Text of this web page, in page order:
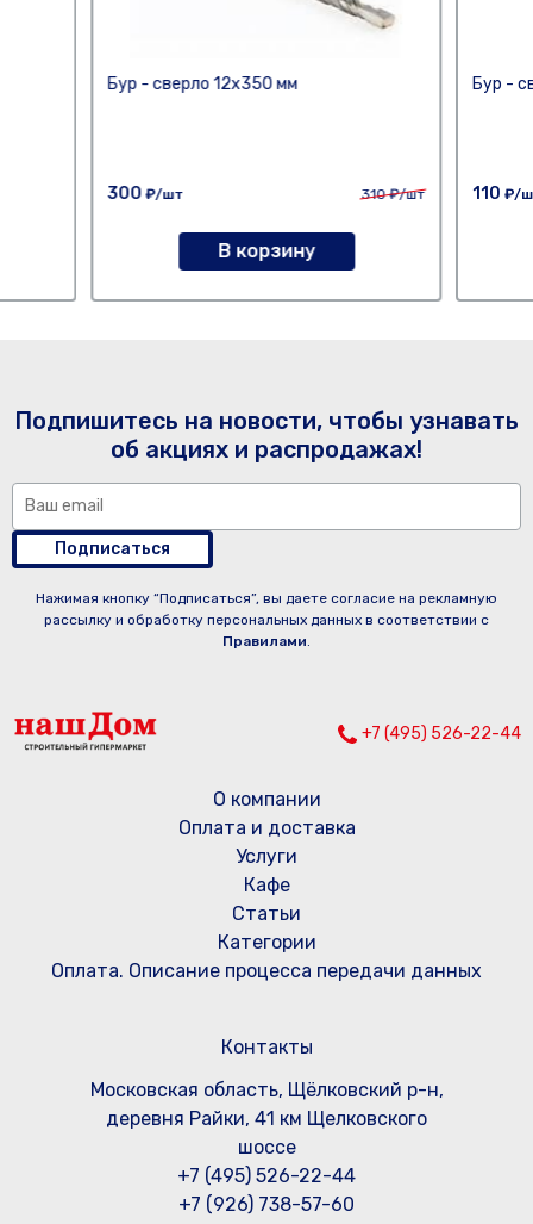
Бур - сверло 12х350 мм
300 ₽/шт 310₽/шт
В корзину
Бур -
110 ₽/
Подпишитесь на новости, чтобы узнавать
об акциях и распродажах!
Подписаться
Нажимая кнопку “Подписаться”, вы даете согласие на рекламную
рассылку и обработку персональных данных в соответствии с
Правилами.
+7 (495) 526-22-44
О компании
Оплата и доставка
Услуги
Кафе
Статьи
Категории
Оплата. Описание процесса передачи данных
Контакты
Московская область, Щёлковский р-н,
деревня Райки, 41 км Щелковского
шоссе
+7 (495) 526-22-44
+7 (926) 738-57-60